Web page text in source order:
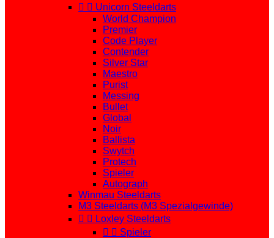
  Unicorn Steeldarts
World Champion
Premier
Code Player
Contender
Silver Star
Maestro
Purist
Messing
Bullet
Global
Noir
Ballista
Swytch
Protech
Spieler
Autograph
Winmau Steeldarts
M3 Steeldarts (M3 Spezialgewinde)
  Loxley Steeldarts
  Spieler